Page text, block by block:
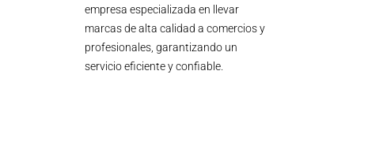
empresa especializada en llevar
marcas de alta calidad a comercios y
profesionales, garantizando un
servicio eficiente y confiable.